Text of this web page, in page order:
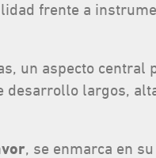
frente a
un aspecto central
desarrollo largos,
, se enmarca en